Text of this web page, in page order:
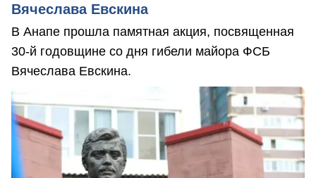
Вячеслава Евскина
В Анапе прошла памятная акция, посвященная
30-й годовщине со дня гибели майора ФСБ
Вячеслава Евскина.